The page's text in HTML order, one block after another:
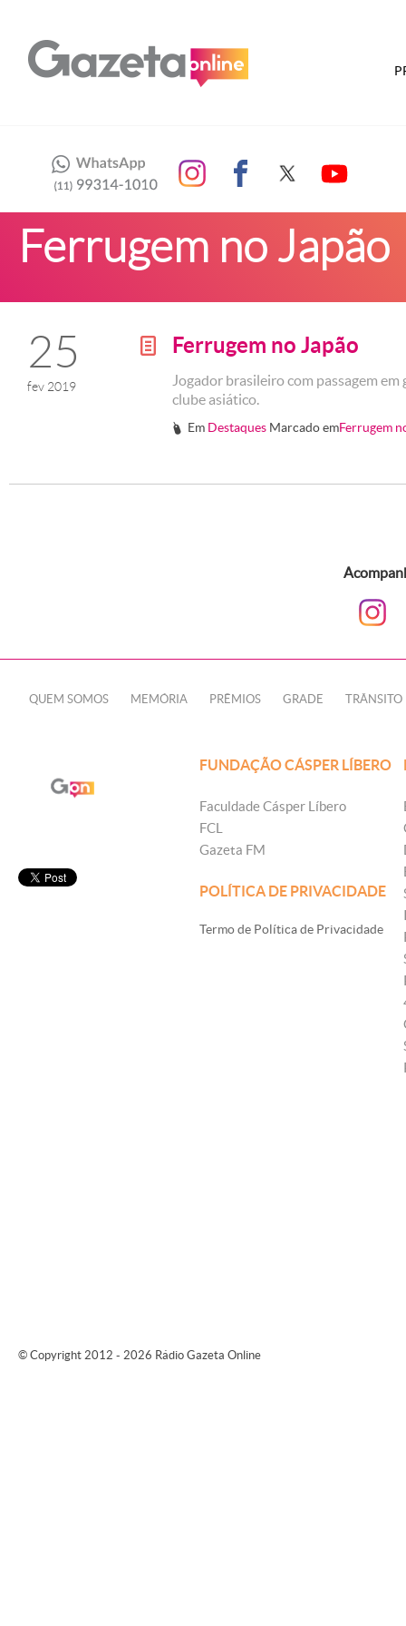
Ferrugem no Japão
25
fev 2019
g Ferrugem no Japão
Jogador brasileiro com passagem
clube asiático.
# Em Destaques Marcado emFerrugem
QUEM SOMOS MEMÓRIA PRÊMIOS GRADE TRÂNSITO
FUNDAÇÃO CÁSPER LÍBERO
Faculdade Cásper Líbero
FCL
Gazeta FM
POLÍTICA DE PRIVACIDADE
Termo de Política de Privacidade
© Copyright 2012 - 2026 Rádio Gazeta Online